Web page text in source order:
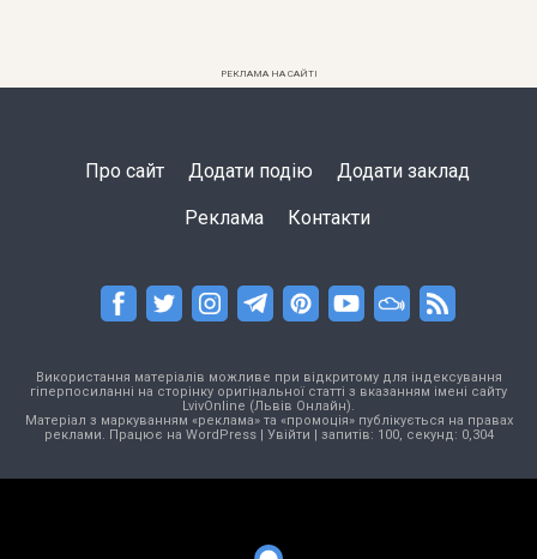
РЕКЛАМА НА САЙТІ
Про сайт Додати подію Додати заклад
Реклама Контакти
Використання матеріалів можливе при відкритому для індексування
гіперпосиланні на сторінку оригінальної статті з вказанням імені сайту
LvivOnline (Львів Онлайн).
Матеріал з маркуванням «реклама» та «промоція» публікується на правах
реклами. Працює на WordPress| Увійти | запитів: 100, секунд: 0,304